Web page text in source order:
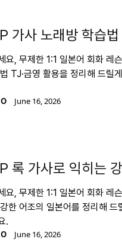
가사 노래방 학습
요, 무제한 1:1 일본어 회화 레
TJ·금영 활용을 정리해 드릴
June 16, 2026
록 가사로 익히는
요, 무제한 1:1 일본어 회화 레
한 어조의 일본어를 정리해 드
.
June 16, 2026